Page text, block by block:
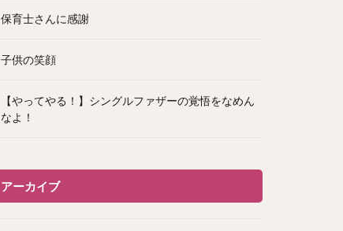
保育士さんに感謝
子供の笑顔
【やってやる！】シングルファザーの覚悟をなめん
なよ！
アーカイブ